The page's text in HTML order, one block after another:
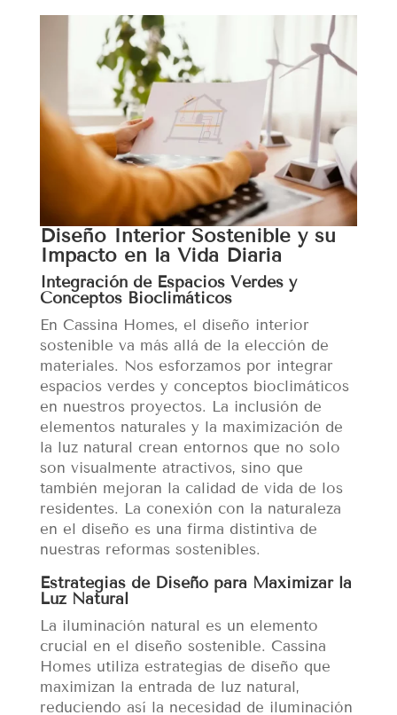
Diseño Interior Sostenible y su
Impacto en la Vida Diaria
Integración de Espacios Verdes y
Conceptos Bioclimáticos
En Cassina Homes, el diseño interior
sostenible va más allá de la elección de
materiales. Nos esforzamos por integrar
espacios verdes y conceptos bioclimáticos
en nuestros proyectos. La inclusión de
elementos naturales y la maximización de
la luz natural crean entornos que no solo
son visualmente atractivos, sino que
también mejoran la calidad de vida de los
residentes. La conexión con la naturaleza
en el diseño es una firma distintiva de
nuestras reformas sostenibles.
Estrategias de Diseño para Maximizar la
Luz Natural
La iluminación natural es un elemento
crucial en el diseño sostenible. Cassina
Homes utiliza estrategias de diseño que
maximizan la entrada de luz natural,
reduciendo así la necesidad de iluminación